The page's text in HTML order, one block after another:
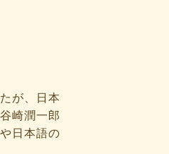
が、日本
崎潤一郎
日本語の